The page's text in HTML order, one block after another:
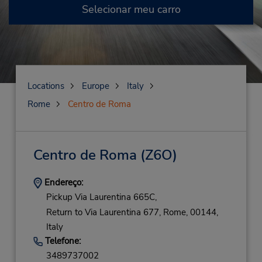
Selecionar meu carro
Locations Europe
Italy
Rome
Centro de Roma
Centro de Roma (Z6O)
Endereço:
Pickup Via Laurentina 665C,
Return to Via Laurentina 677, Rome, 00144,
Italy
Telefone:
3489737002